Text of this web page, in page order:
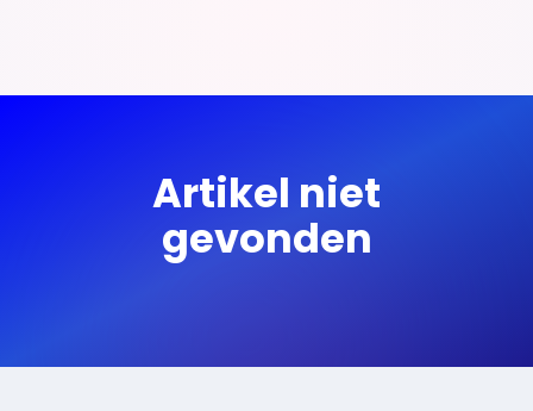
Artikel niet
gevonden